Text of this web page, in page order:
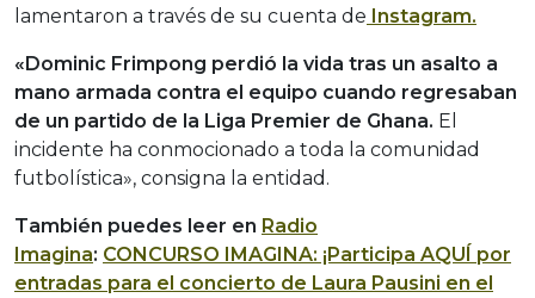
lamentaron a través de su cuenta de Instagram.
«Dominic Frimpong perdió la vida tras un asalto a
mano armada contra el equipo cuando regresaban
de un partido de la Liga Premier de Ghana. El
incidente ha conmocionado a toda la comunidad
futbolística», consigna la entidad.
También puedes leer en Radio
Imagina: CONCURSO IMAGINA: ¡Participa AQUÍ por
entradas para el concierto de Laura Pausini en el